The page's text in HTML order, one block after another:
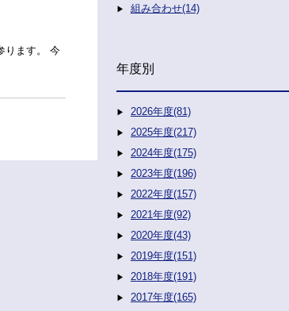
ります。 今
組み合わせ(14)
年度別
2026年度(81)
2025年度(217)
2024年度(175)
2023年度(196)
2022年度(157)
2021年度(92)
2020年度(43)
2019年度(151)
2018年度(191)
2017年度(165)